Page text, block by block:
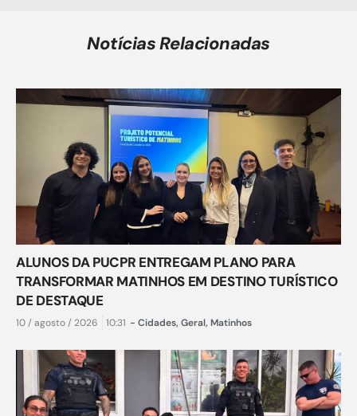
Notícias Relacionadas
ALUNOS DA PUCPR ENTREGAM PLANO PARA
TRANSFORMAR MATINHOS EM DESTINO TURÍSTICO
DE DESTAQUE
10 / agosto / 2026 10:31 - Cidades, Geral, Matinhos